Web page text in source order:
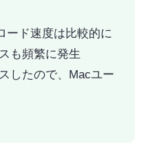
ード速度は比較的に
も頻繁に発生
したので、Macユー